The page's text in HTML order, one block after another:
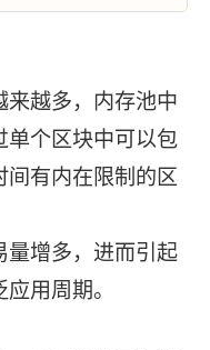
来越多，内存池中
单个区块中可以包
有内在限制的区
量增多，进而引起
用周期。